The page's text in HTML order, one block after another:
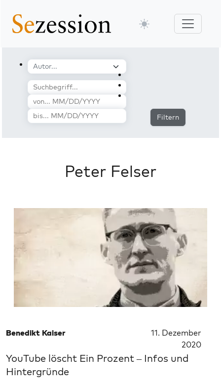
Filtern
Peter Felser
Benedikt Kaiser
11. Dezember
2020
YouTube löscht Ein Prozent – Infos und
Hintergründe